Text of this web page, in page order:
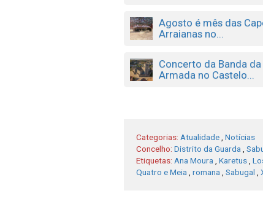
Agosto é mês das
Arraianas no...
Concerto da Banda da
Armada no Castelo...
Categorias: Atualidade Notícias
Concelho: Distrito da Guarda
Etiquetas: Ana Moura Karetus
Quatro e Meia
romana Sabugal